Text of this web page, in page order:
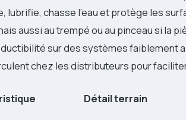
lubrifie, chasse l’eau et protège les
aussi au trempé ou au pinceau si la
sur des systèmes faiblement
chez les distributeurs pour
Détail terrain